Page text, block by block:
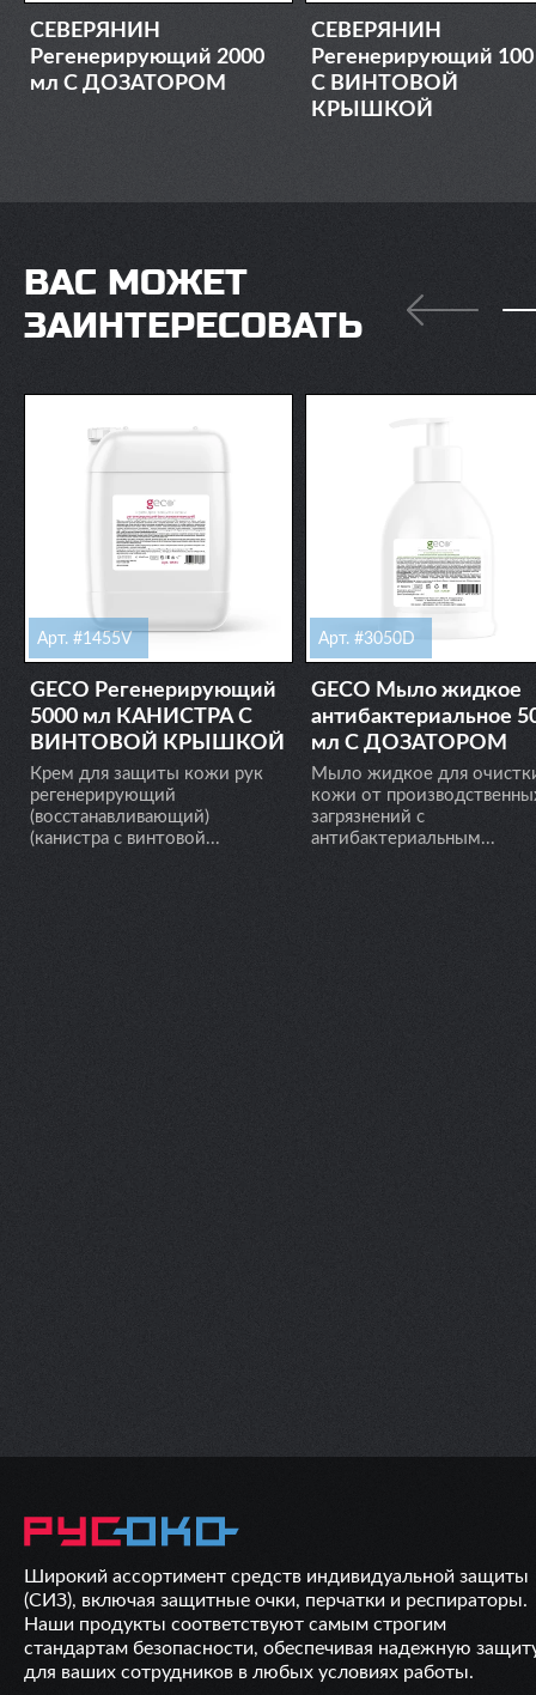
СЕВЕРЯНИН
Регенерирующий 2000
мл С ДОЗАТОРОМ
СЕВЕРЯНИН
Регенерирующий
С ВИНТОВОЙ
КРЫШКОЙ
ВАС МОЖЕТ
ЗАИНТЕРЕСОВАТЬ
Арт. #1455V
GECO Регенерирующий
5000 мл КАНИСТРА С
ВИНТОВОЙ КРЫШКОЙ
Крем для защиты кожи рук
регенерирующий
(восстанавливающий)
(канистра с винтовой...
Арт. #3050D
GECO Мыло жидкое
антибактериальное
мл С ДОЗАТОРОМ
Мыло жидкое для
кожи от
загрязнений с
антибактериальным...
Широкий ассортимент средств индивидуальной защиты
(СИЗ), включая защитные очки, перчатки и респираторы.
Наши продукты соответствуют самым строгим
стандартам безопасности, обеспечивая надежную
для ваших сотрудников в любых условиях работы.